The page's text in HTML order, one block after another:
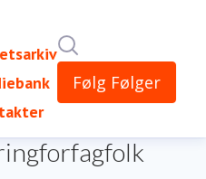
Følg Følger